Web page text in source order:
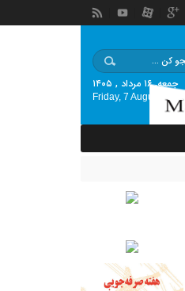
جمعه, ۱۶ مرداد , ۱۴۰۵
Friday, 7 August , 2026